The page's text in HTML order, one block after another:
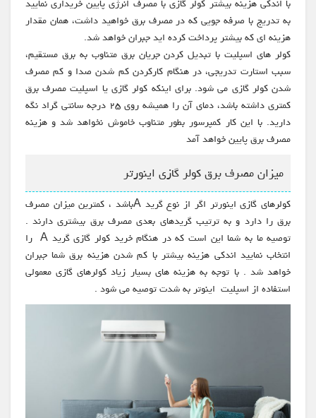
با اندکی هزینه بیشتر کولر گازی با مصرف انرژی پایین خریداری نمایید
به تدریج با صرفه جویی که در مصرف برق خواهید داشت، همان مقدار
هزینه ای که بیشتر پرداخت کرده اید جبران خواهد شد.
کولر های اسپلیت با تبدیل کردن جریان برق متناوب به برق مستقیم،
سبب استارت تدریجی، در هنگام کارکردن کم شدن صدا و کم مصرف
شدن کولر گازی می شود. برای اینکه کولر گازی یا اسپلیت مصرف برق
کمتری داشته باشد، دمای آن را همیشه روی ۲۵ درجه سانتی گراد نگه
دارید. با این کار کمپرسور بطور متناوب خاموش نخواهد شد و هزینه
مصرف برق پایین خواهد آمد
میزان مصرف برق کولر گازی اینورتر
کولرهای گازی اینورتر اگر از نوع گرید Aباشد ، کمترین میزان مصرف
برق را دارد و به ترتیب گریدهای بعدی مصرف برق بیشتری دارند .
توصیه ما به شما این است که در هنگام خرید کولر گازی گرید A را
انتخاب نمایید اندکی هزینه بیشتر با کم شدن هزینه برق شما جبران
خواهد شد . با توجه به هزینه های بسیار زیاد کولرهای گازی معمولی
استفاده از اسپلیت اینوتر به شدت توصیه می شود .